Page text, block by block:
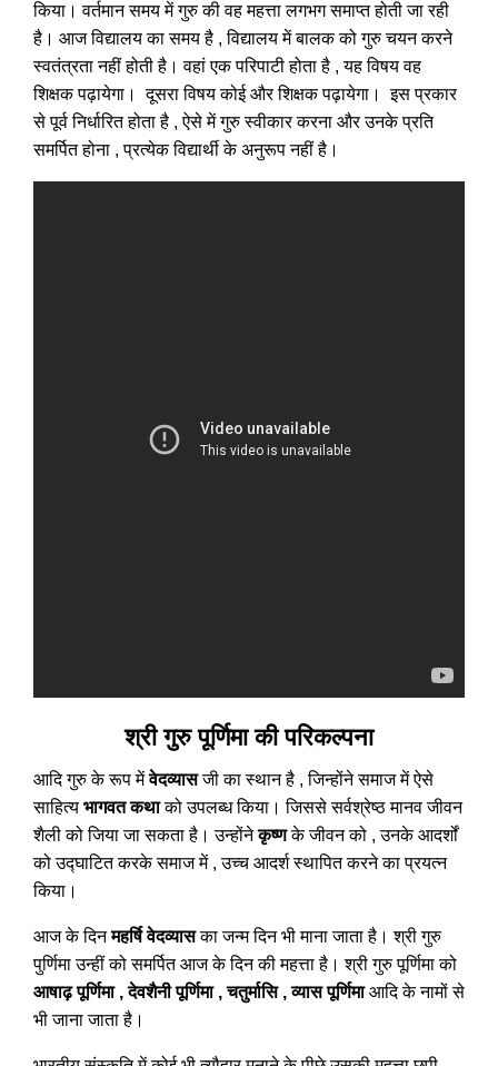
किया। वर्तमान समय में गुरु की वह महत्ता लगभग समाप्त होती जा रही
है। आज विद्यालय का समय है , विद्यालय में बालक को गुरु चयन करने
स्वतंत्रता नहीं होती है। वहां एक परिपाटी होता है , यह विषय वह
शिक्षक पढ़ायेगा। दूसरा विषय कोई और शिक्षक पढ़ायेगा। इस प्रकार
से पूर्व निर्धारित होता है , ऐसे में गुरु स्वीकार करना और उनके प्रति
समर्पित होना , प्रत्येक विद्यार्थी के अनुरूप नहीं है।
श्री गुरु पूर्णिमा की परिकल्पना
आदि गुरु के रूप मेंवेदव्यासजी का स्थान है , जिन्होंने समाज में ऐसे
साहित्य भागवत कथाको उपलब्ध किया। जिससे सर्वश्रेष्ठ मानव जीवन
शैली को जिया जा सकता है। उन्होंनेकृष्णके जीवन को , उनके आदर्शों
को उद्घाटित करके समाज में , उच्च आदर्श स्थापित करने का प्रयत्न
किया।
आज के दिनमहर्षि वेदव्यासका जन्म दिन भी माना जाता है। श्री गुरु
पुर्णिमा उन्हीं को समर्पित आज के दिन की महत्ता है। श्री गुरु पूर्णिमा को
आषाढ़ पूर्णिमा , देवशैनी पूर्णिमा , चतुर्मासि , व्यास पूर्णिमाआदि के नामों से
भी जाना जाता है।